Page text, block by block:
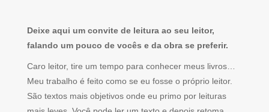
Deixe aqui um convite de leitura ao seu leitor,
falando um pouco de vocês e da obra se preferir.
Caro leitor, tire um tempo para conhecer meus livros…
Meu trabalho é feito como se eu fosse o próprio leitor.
São textos mais objetivos onde eu primo por leituras